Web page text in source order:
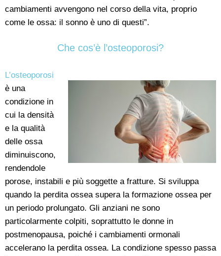
cambiamenti avvengono nel corso della vita, proprio
come le ossa: il sonno è uno di questi”.
Che cos’è l’osteoporosi?
L’osteoporosi
è una
condizione in
cui la densità
e la qualità
delle ossa
diminuiscono,
rendendole
porose, instabili e più soggette a fratture. Si sviluppa
quando la perdita ossea supera la formazione ossea per
un periodo prolungato. Gli anziani ne sono
particolarmente colpiti, soprattutto le donne in
postmenopausa, poiché i cambiamenti ormonali
accelerano la perdita ossea. La condizione spesso passa